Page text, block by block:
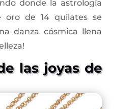
donde la astrología
oro de 14 quilates se
danza cósmica llena
las joyas de